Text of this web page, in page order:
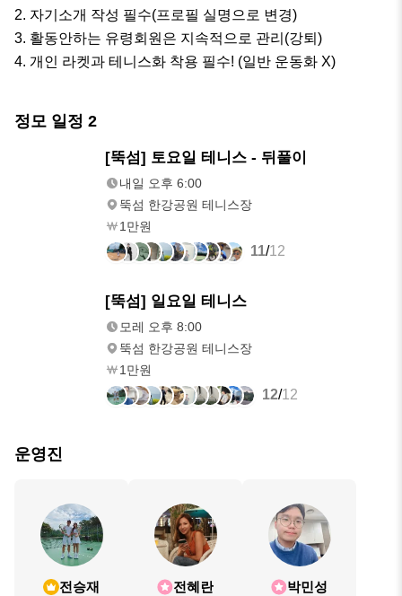
2. 자기소개 작성 필수(프로필 실명으로 변경)
3. 활동안하는 유령회원은 지속적으로 관리(강퇴)
4. 개인 라켓과 테니스화 착용 필수! (일반 운동화 X)
정모 일정 2
[뚝섬] 토요일 테니스 - 뒤풀이
내일 오후 6:00
뚝섬 한강공원 테니스장
1만원
11/12
[뚝섬] 일요일 테니스
모레 오후 8:00
뚝섬 한강공원 테니스장
1만원
12/12
운영진
전승재 전혜란 박민성